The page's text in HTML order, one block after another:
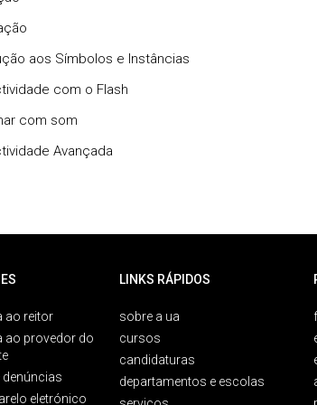
aos Símbolos e Instâncias
com o Flash
com som
Avançada
ao reitor
ao provedor do
denúncias
eletrónico
LINKS RÁPIDOS
sobre a ua
cursos
candidaturas
departamentos e escolas